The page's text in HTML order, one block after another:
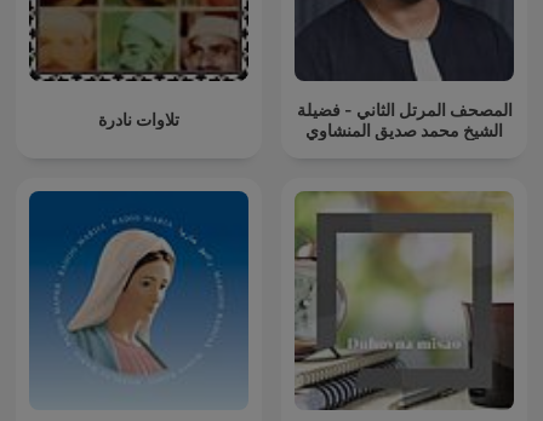
تلاوات نادرة
المصحف المرتل الثاني - فضيلة
الشيخ محمد صديق المنشاوي